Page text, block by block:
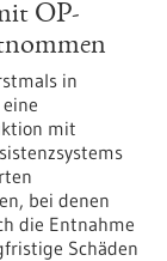
OP-
in
mit
bei denen
die Entnahme
Schäden